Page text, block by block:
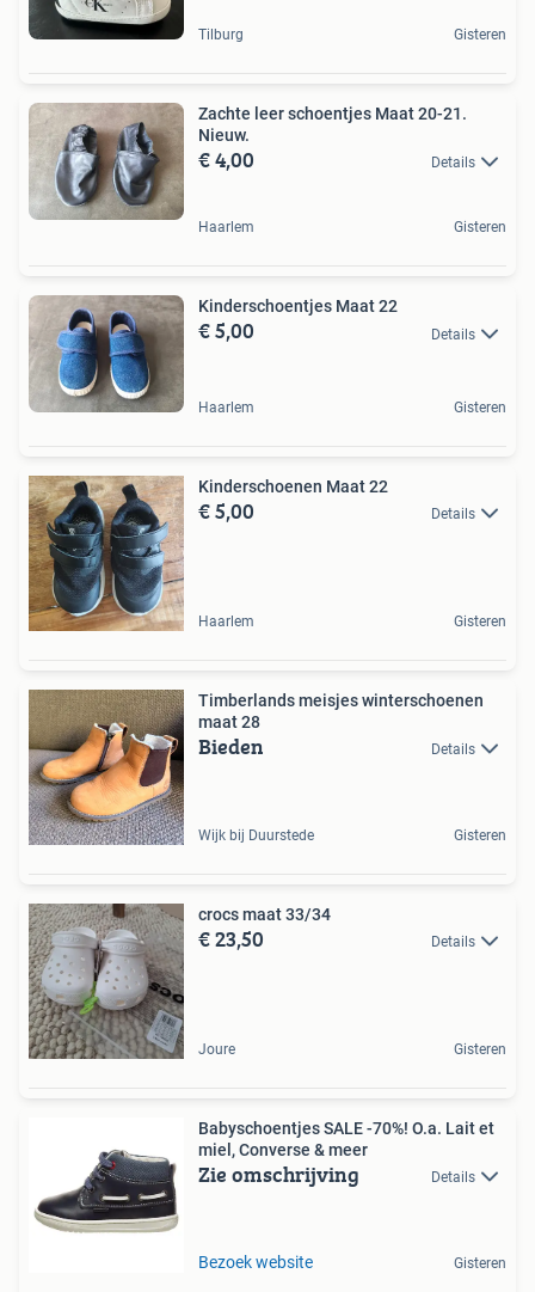
Tilburg Gisteren
Zachte leer schoentjes Maat 20-21.
Nieuw.
€ 4,00 Details
Haarlem Gisteren
Kinderschoentjes Maat 22
€ 5,00 Details
Haarlem Gisteren
Kinderschoenen Maat 22
€ 5,00 Details
Haarlem Gisteren
Timberlands meisjes winterschoenen
maat 28
Bieden Details
Wijk bij Duurstede Gisteren
crocs maat 33/34
€ 23,50 Details
Joure Gisteren
Babyschoentjes SALE -70%! O.a. Lait et
miel, Converse & meer
Zie omschrijving Details
Bezoek website Gisteren